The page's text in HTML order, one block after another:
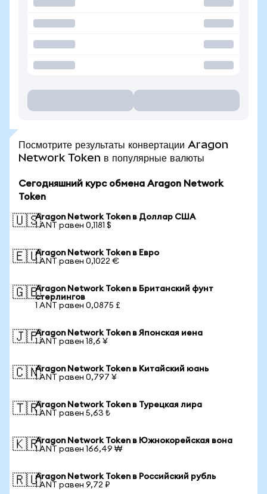
Посмотрите результаты конвертации Aragon
Network Token в популярные валюты
Сегодняшний курс обмена Aragon Network
Token
🇺🇸Aragon Network Token в Доллар США
1 ANT равен 0,1181 $
🇪🇺Aragon Network Token в Евро
1 ANT равен 0,1022 €
🇬🇧Aragon Network Token в Британский фунт
стерлингов
1 ANT равен 0,0875 £
🇯🇵Aragon Network Token в Японская иена
1 ANT равен 18,6 ¥
🇨🇳Aragon Network Token в Китайский юань
1 ANT равен 0,797 ¥
🇹🇷Aragon Network Token в Турецкая лира
1 ANT равен 5,63 ₺
🇰🇷Aragon Network Token в Южнокорейская вона
1 ANT равен 166,49 ₩
🇷🇺Aragon Network Token в Российский рубль
1 ANT равен 9,72 ₽